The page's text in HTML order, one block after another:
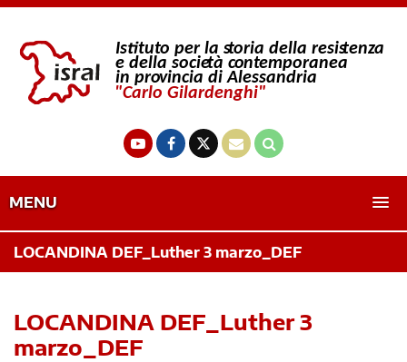
MENU
LOCANDINA DEF_Luther 3 marzo_DEF
LOCANDINA DEF_Luther 3
marzo_DEF